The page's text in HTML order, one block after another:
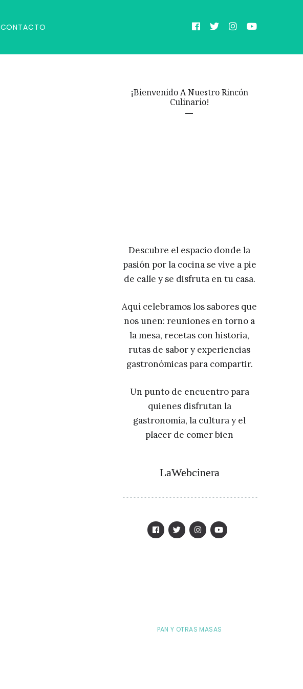
CONTACTO
¡Bienvenido A Nuestro Rincón
Culinario!
Descubre el espacio donde la
pasión por la cocina se vive a pie
de calle y se disfruta en tu casa.
Aquí celebramos los sabores que
nos unen: reuniones en torno a
la mesa, recetas con historia,
rutas de sabor y experiencias
gastronómicas para compartir.
Un punto de encuentro para
quienes disfrutan la
gastronomía, la cultura y el
placer de comer bien
LaWebcinera
PAN Y OTRAS MASAS